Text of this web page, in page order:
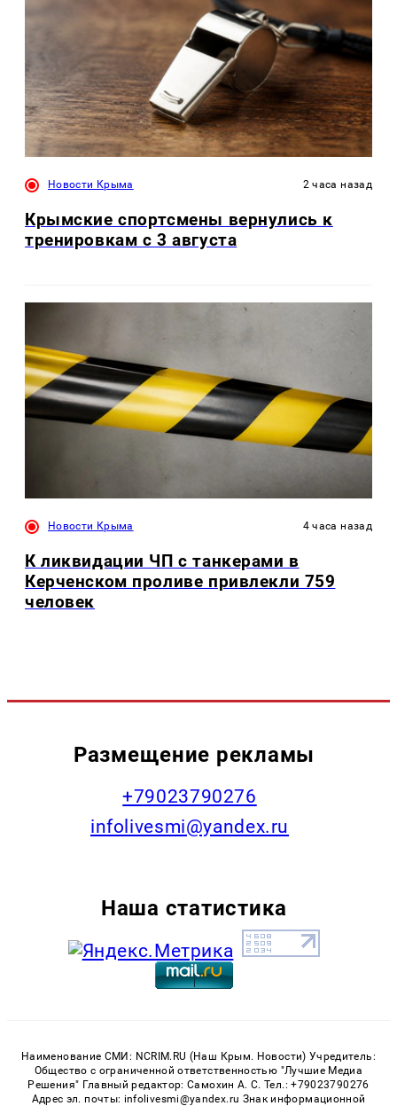
Новости Крыма 2 часа назад
Крымские спортсмены вернулись к
тренировкам с 3 августа
Новости Крыма 4 часа назад
К ликвидации ЧП с танкерами в
Керченском проливе привлекли 759
человек
Размещение рекламы
+79023790276
infolivesmi@yandex.ru
Наша статистика
Наименование СМИ: NCRIM.RU (Наш Крым. Новости) Учредитель:
Общество с ограниченной ответственностью "Лучшие Медиа
Решения" Главный редактор: Самохин А. С. Тел.: +79023790276
Адрес эл. почты: infolivesmi@yandex.ru Знак информационной